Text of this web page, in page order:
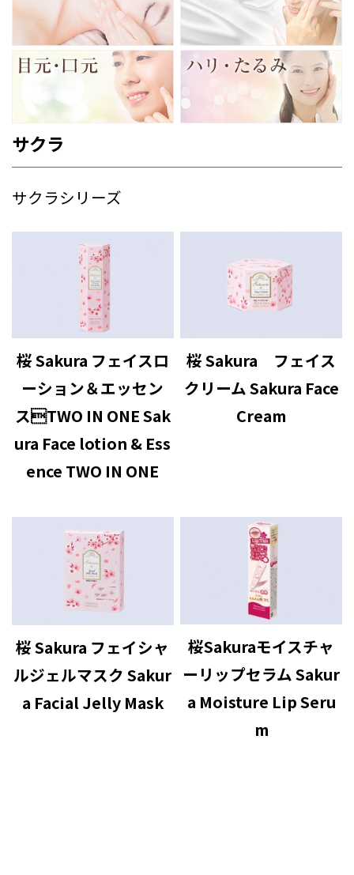
サクラ
サクラシリーズ
桜 Sakura フェイスロ
ーション＆エッセン
スTWO IN ONE Sak
ura Face lotion & Ess
ence TWO IN ONE
桜 Sakura フェイス
クリーム Sakura Face
Cream
桜 Sakura フェイシャ
ルジェルマスク Sakur
a Facial Jelly Mask
桜Sakuraモイスチャ
ーリップセラム Sakur
a Moisture Lip Seru
m